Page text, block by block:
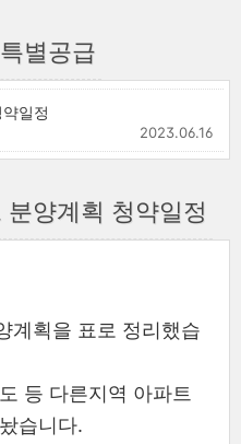
별공급
일정
2023.06.16
양계획 청약일정
계획을 표로 정리했습
등 다른지역 아파트
습니다.